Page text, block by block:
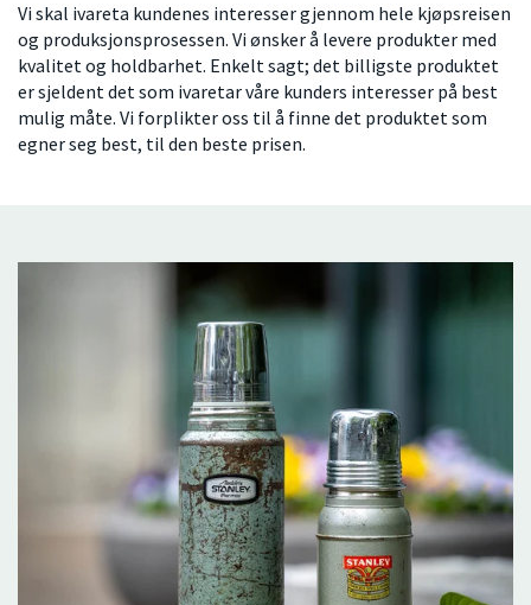
Vi skal ivareta kundenes interesser gjennom hele kjøpsreisen
og produksjonsprosessen. Vi ønsker å levere produkter med
kvalitet og holdbarhet. Enkelt sagt; det billigste produktet
er sjeldent det som ivaretar våre kunders interesser på best
mulig måte. Vi forplikter oss til å finne det produktet som
egner seg best, til den beste prisen.